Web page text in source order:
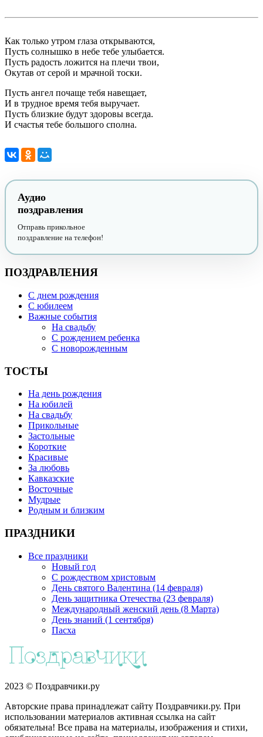
Как только утром глаза открываются,
Пусть солнышко в небе тебе улыбается.
Пусть радость ложится на плечи твои,
Окутав от серой и мрачной тоски.
Пусть ангел почаще тебя навещает,
И в трудное время тебя выручает.
Пусть близкие будут здоровы всегда.
И счастья тебе большого сполна.
Аудио
поздравления
Отправь прикольное
поздравление на телефон!
ПОЗДРАВЛЕНИЯ
С днем рождения
С юбилеем
Важные события
На свадьбу
С рождением ребенка
С новорожденным
ТОСТЫ
На день рождения
На юбилей
На свадьбу
Прикольные
Застольные
Короткие
Красивые
За любовь
Кавказские
Восточные
Мудрые
Родным и близким
ПРАЗДНИКИ
Все праздники
Новый год
С рождеством христовым
День святого Валентина (14 февраля)
День защитника Отечества (23 февраля)
Международный женский день (8 Марта)
День знаний (1 сентября)
Пасха
2023 © Поздравчики.ру
Авторские права принадлежат сайту Поздравчики.ру. При
использовании материалов активная ссылка на сайт
обязательна! Все права на материалы, изображения и стихи,